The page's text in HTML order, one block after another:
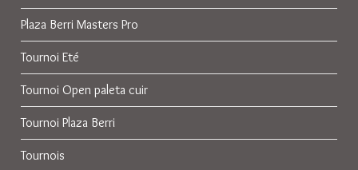
Plaza Berri Masters Pro
Tournoi Eté
Tournoi Open paleta cuir
Tournoi Plaza Berri
Tournois